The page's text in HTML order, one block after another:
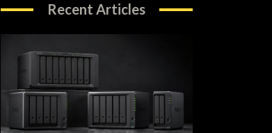
Recent Articles